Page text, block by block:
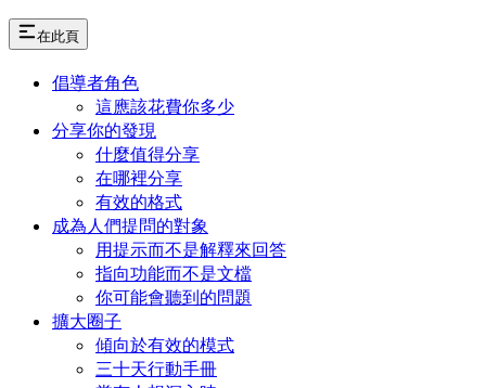
在此頁
倡導者角色
這應該花費你多少
分享你的發現
什麼值得分享
在哪裡分享
有效的格式
成為人們提問的對象
用提示而不是解釋來回答
指向功能而不是文檔
你可能會聽到的問題
擴大圈子
傾向於有效的模式
三十天行動手冊